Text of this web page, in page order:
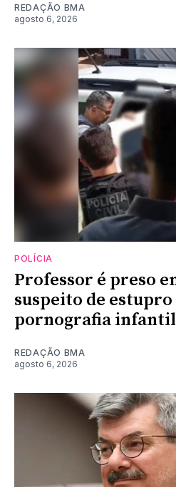
REDAÇÃO BMA
agosto 6, 2026
POLÍCIA
Professor é preso
suspeito de
pornografia infantil
REDAÇÃO BMA
agosto 6, 2026